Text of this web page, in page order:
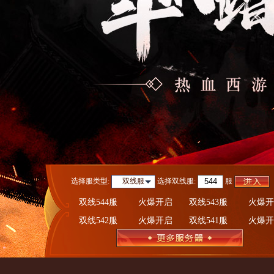
选择服类型: 双线服 选择双线服: 服
双线544服 火爆开启 双线543服
火爆
双线542服
火爆开启 双线541服 火爆